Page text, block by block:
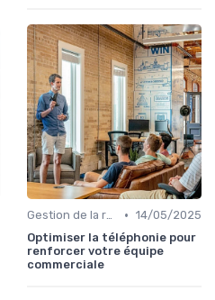
Gestion de la relation client (CRM) • 14/05/2025
Optimiser la téléphonie pour
renforcer votre équipe
commerciale